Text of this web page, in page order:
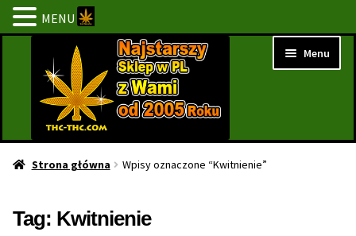
nawigacji
treści
Menu
Strona Główna
Strona główna Wpisy oznaczone “Kwitnienie”
Tag: Kwitnienie
MENU